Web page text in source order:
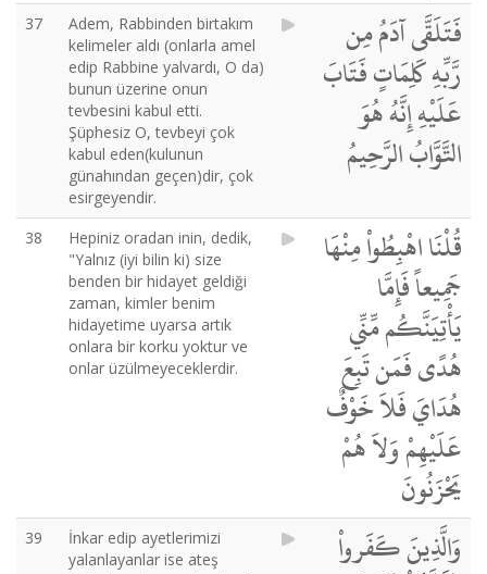
37
Adem, Rabbinden birtakım
kelimeler aldı (onlarla amel
edip Rabbine yalvardı, O da)
bunun üzerine onun
tevbesini kabul etti.
Şüphesiz O, tevbeyi çok
kabul eden(kulunun
günahından geçen)dir, çok
esirgeyendir.
فَتَلَقَّى آدَمُ مِن
رَّبِّهِ كَلِمَاتٍ فَتَابَ
عَلَيْهِ إِنَّهُ هُوَ
التَّوَّابُ الرَّحِيمُ
38
Hepiniz oradan inin, dedik,
"Yalnız (iyi bilin ki) size
benden bir hidayet geldiği
zaman, kimler benim
hidayetime uyarsa artık
onlara bir korku yoktur ve
onlar üzülmeyeceklerdir.
قُلْنَا اهْبِطُواْ مِنْهَا
جَمِيعاً فَإِمَّا
يَأْتِيَنَّكُم مِّنِّي
هُدًى فَمَن تَبِعَ
هُدَايَ فَلاَ خَوْفٌ
عَلَيْهِمْ وَلاَ هُمْ
يَحْزَنُونَ
39
İnkar edip ayetlerimizi
yalanlayanlar ise ateş
وَالَّذِينَ كَفَرواْ